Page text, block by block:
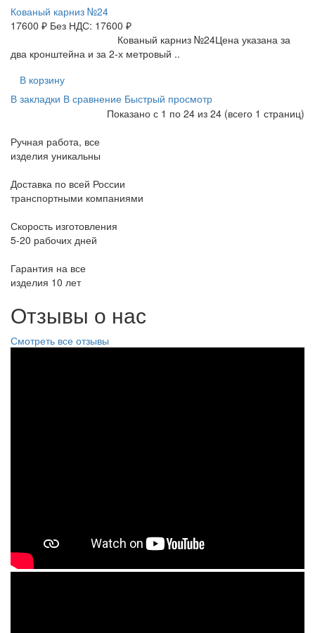
Кованый карниз №24
17600 ₽ Без НДС: 17600 ₽
Кованый карниз №24Цена указана за
два кронштейна и за 2-х метровый ..
В корзину
В закладки В сравнение Быстрый просмотр
Показано с 1 по 24 из 24 (всего 1 страниц)
Ручная работа, все
изделия уникальны
Доставка по всей России
транспортными компаниями
Скорость изготовления
5-20 рабочих дней
Гарантия на все
изделия 10 лет
Отзывы о нас
Смотреть все отзывы